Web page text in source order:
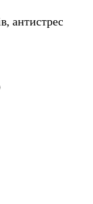
антистрес